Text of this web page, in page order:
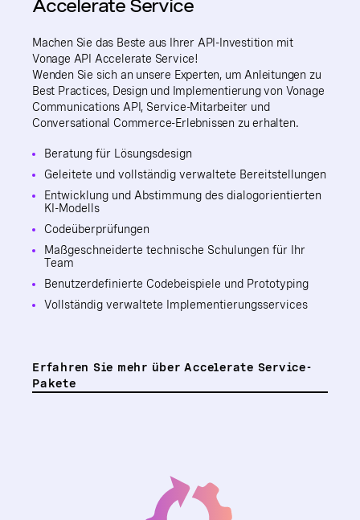
Accelerate Service
Machen Sie das Beste aus Ihrer API-Investition mit
Vonage API Accelerate Service!
Wenden Sie sich an unsere Experten, um Anleitungen zu
Best Practices, Design und Implementierung von Vonage
Communications API, Service-Mitarbeiter und
Conversational Commerce-Erlebnissen zu erhalten.
Beratung für Lösungsdesign
Geleitete und vollständig verwaltete Bereitstellungen
Entwicklung und Abstimmung des dialogorientierten
KI-Modells
Codeüberprüfungen
Maßgeschneiderte technische Schulungen für Ihr
Team
Benutzerdefinierte Codebeispiele und Prototyping
Vollständig verwaltete Implementierungsservices
Erfahren Sie mehr über Accelerate Service-
Pakete